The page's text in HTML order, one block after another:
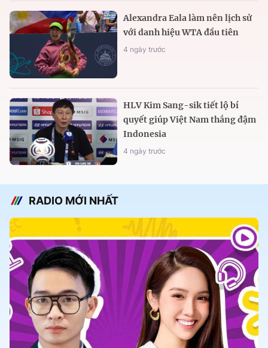
Alexandra Eala làm nên lịch sử
với danh hiệu WTA đầu tiên
4 ngày trước
HLV Kim Sang-sik tiết lộ bí
quyết giúp Việt Nam thắng đậm
Indonesia
4 ngày trước
RADIO MỚI NHẤT